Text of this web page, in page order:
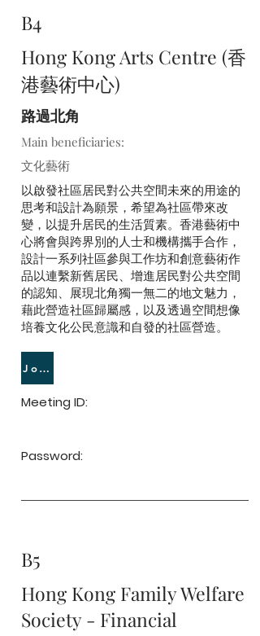
B4
Hong Kong Arts Centre (香
港藝術中心)
路過北角
Main beneficiaries:
文化藝術
Join Meeting
以啟發社區居民對公共空間未來的用途的
思考和設計為願景，希望為社區帶來改
變，以提升居民的生活質素。香港藝術中
心將會與跨界別的人士和機構攜手合作，
設計一系列社區參與工作坊和創意藝術作
品以連繫新舊居民、增進居民對公共空間
的認知、展現北角獨一無二的地文魅力，
藉此營造社區歸屬感，以及透過空間想像
培養文化公民意識和自發的社區營造。
Meeting ID:
Password:
B5
Hong Kong Family Welfare
Society - Financial